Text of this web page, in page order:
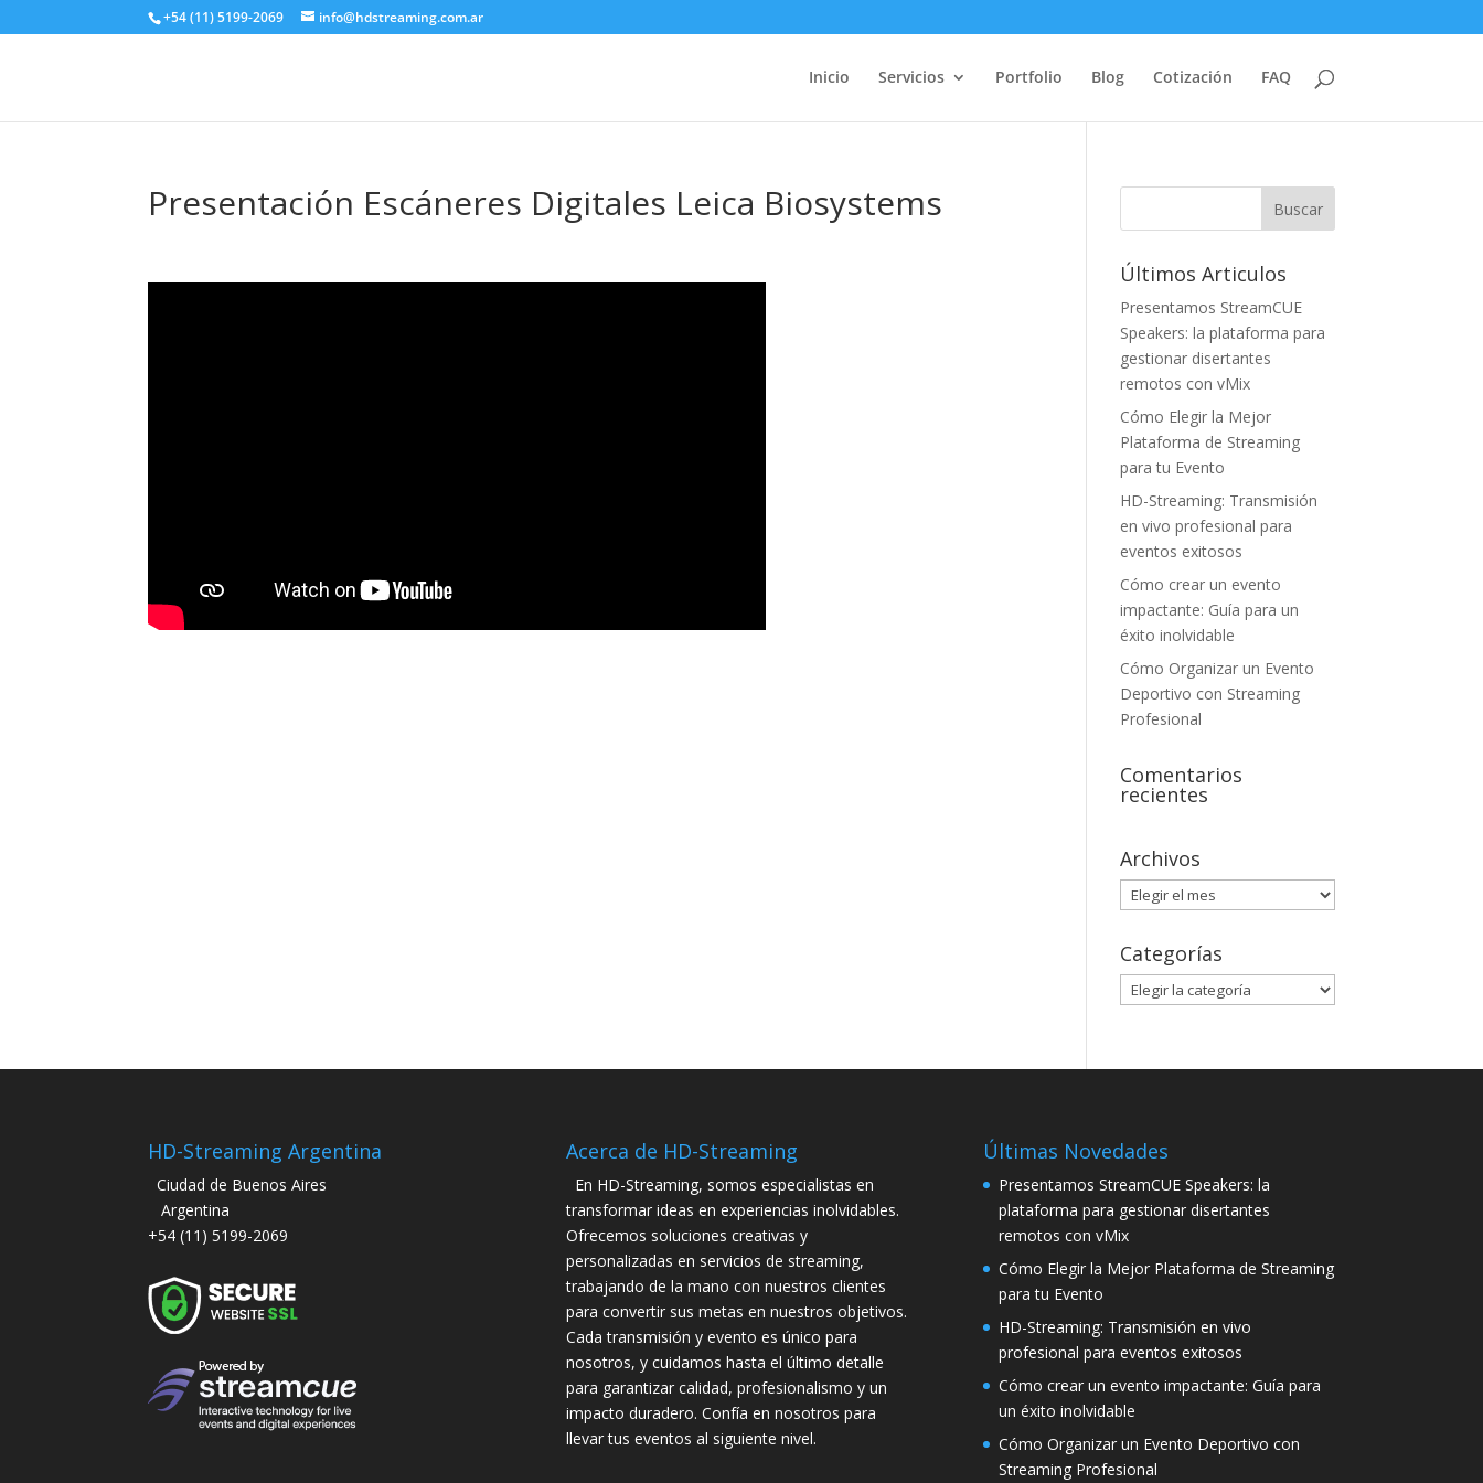
+54 (11) 5199-2069 info@hdstreaming.com.ar
Inicio Servicios Portfolio Blog Cotización FAQ
Presentación Escáneres Digitales Leica Biosystems
Últimos Articulos
Presentamos StreamCUE
Speakers: la plataforma para
gestionar disertantes
remotos con vMix
Cómo Elegir la Mejor
Plataforma de Streaming
para tu Evento
HD-Streaming: Transmisión
en vivo profesional para
eventos exitosos
Cómo crear un evento
impactante: Guía para un
éxito inolvidable
Cómo Organizar un Evento
Deportivo con Streaming
Profesional
Comentarios
recientes
Archivos
Archivos
Categorías
Categorías
HD-Streaming Argentina
Ciudad de Buenos Aires
Argentina
+54 (11) 5199-2069
Acerca de HD-Streaming
En HD-Streaming, somos especialistas en
transformar ideas en experiencias inolvidables.
Ofrecemos soluciones creativas y
personalizadas en servicios de streaming,
trabajando de la mano con nuestros clientes
para convertir sus metas en nuestros objetivos.
Cada transmisión y evento es único para
nosotros, y cuidamos hasta el último detalle
para garantizar calidad, profesionalismo y un
impacto duradero. Confía en nosotros para
llevar tus eventos al siguiente nivel.
Últimas Novedades
Presentamos StreamCUE Speakers: la
plataforma para gestionar disertantes
remotos con vMix
Cómo Elegir la Mejor Plataforma de Streaming
para tu Evento
HD-Streaming: Transmisión en vivo
profesional para eventos exitosos
Cómo crear un evento impactante: Guía para
un éxito inolvidable
Cómo Organizar un Evento Deportivo con
Streaming Profesional